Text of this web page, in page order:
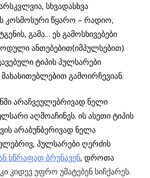
სხვადასხვა
კოსმოსური წყარო – რადიო,
გამა… ეს გამოსხივებები
ანთებებით(იმპულსებით)
ტიპის პულსარები
გამოირჩევიან.
არაჩვეულებრივად ნელი
აღმოაჩინეს. ის ასეთი ტიპის
არაბუნბერივად ნელა
პულსარებიღერძის
სწრაფად ბრუნავენ, დროთა
კი კიდევ უფრო უმატებენ სიჩქარეს.